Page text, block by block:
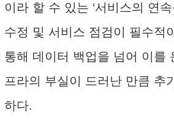
이라 할 수 있는 ‘서비스의 연
수정 및 서비스 점검이 필수적
통해 데이터 백업을 넘어 이를
프라의 부실이 드러난 만큼 추
하다.